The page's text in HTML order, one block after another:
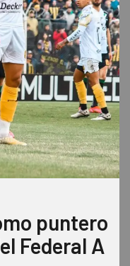
puntero
Federal A